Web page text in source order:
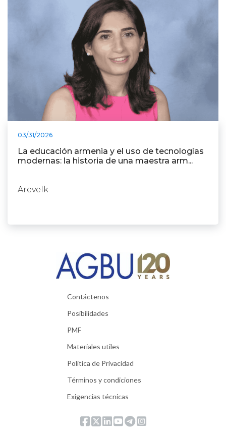
03/31/2026
La educación armenia y el uso de tecnologías
modernas: la historia de una maestra arm...
Arevelk
Contáctenos
Posibilidades
PMF
Materiales utiles
Política de Privacidad
Términos y condiciones
Exigencias técnicas